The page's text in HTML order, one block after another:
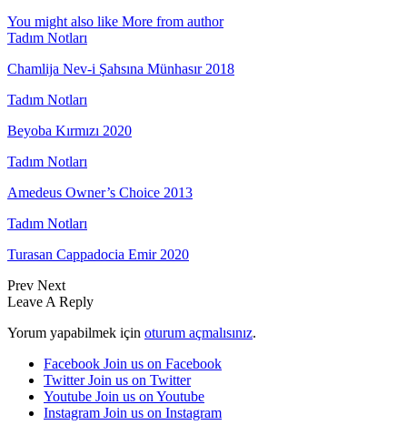
You might also like More from author
Tadım Notları
Chamlija Nev-i Şahsına Münhasır 2018
Tadım Notları
Beyoba Kırmızı 2020
Tadım Notları
Amedeus Owner’s Choice 2013
Tadım Notları
Turasan Cappadocia Emir 2020
Prev Next
Leave A Reply
Yorum yapabilmek için oturum açmalısınız.
Facebook Join us on Facebook
Twitter Join us on Twitter
Youtube Join us on Youtube
Instagram Join us on Instagram